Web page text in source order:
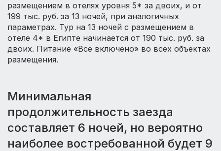
размещением в отелях уровня 5* за двоих, и от
199 тыс. руб. за 13 ночей, при аналогичных
параметрах. Тур на 13 ночей с размещением в
отеле 4* в Египте начинается от 190 тыс. руб. за
двоих. Питание «Все включено» во всех объектах
размещения.
Минимальная
продолжительность заезда
составляет 6 ночей, но вероятно
наиболее востребованной будет 9